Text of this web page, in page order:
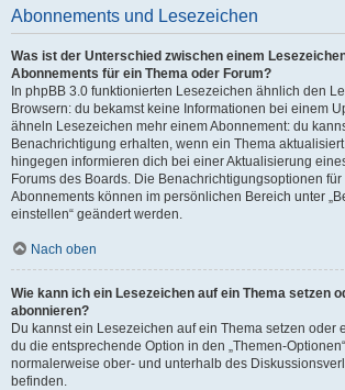
Abonnements und Lesezeichen
Was ist der Unterschied zwischen einem
Abonnements für ein Thema oder Forum?
In phpBB 3.0 funktionierten Lesezeichen ähnlich den
Browsern: du bekamst keine Informationen bei einem
ähneln Lesezeichen mehr einem Abonnement: du
Benachrichtigung erhalten, wenn ein Thema
hingegen informieren dich bei einer Aktualisierung
Forums des Boards. Die Benachrichtigungsoptionen
Abonnements können im persönlichen Bereich unter
einstellen“ geändert werden.
Nach oben
Wie kann ich ein Lesezeichen auf ein Thema setzen
abonnieren?
Du kannst ein Lesezeichen auf ein Thema setzen oder
du die entsprechende Option in den „Themen-
normalerweise ober- und unterhalb des
befinden.